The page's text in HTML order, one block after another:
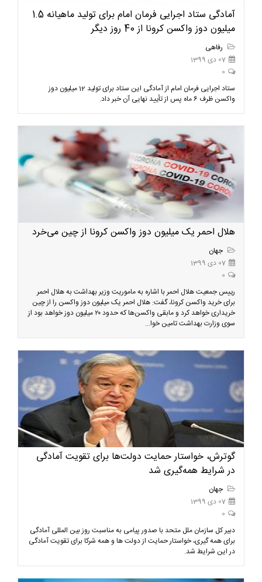
آمادگی ستاد اجرایی فرمان امام برای تولید ماهیانه 1.5
میلیون دوز واکسن کرونا از 40 روز دیگر
رفاهی
07 دی 1399
0
ستاد اجرایی فرمان امام از آمادگی این ستاد برای تولید 12 میلیون دوز
واکسن ظرف 6 ماه پس از تأیید نهایی آن خبر داد.
هلال احمر یک میلیون دوز واکسن کرونا از چین می‌خرد
جهان
07 دی 1399
0
رییس جمعیت هلال احمر با اشاره به ماموریت وزیر بهداشت به هلال احمر
برای خرید واکسن کرونا، گفت: هلال احمر یک میلیون دوز واکسن را از چین
خریداری خواهد کرد و مابقی واکسن‌ها که حدود ۲۰ میلیون دوز خواهد بود از
سوی وزارت بهداشت تامین خوا...
گوترش، خواستار حمایت دولت‌ها برای تقویت آمادگی
در شرایط همه‌گیری شد
جهان
07 دی 1399
0
دبیر کل سازمان ملل متحد با صدور پیامی به مناسبت روز بین المللی آمادگی
برای همه گیری، خواستار حمایت از دولت ها و همه شرکا برای تقویت آمادگی
در این شرایط شد.